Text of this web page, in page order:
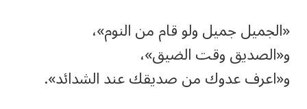
«الجميل جميل ولو قام من النوم»،
و«الصديق وقت الضيق»،
و«اعرف عدوك من صديقك عند الشدائد».